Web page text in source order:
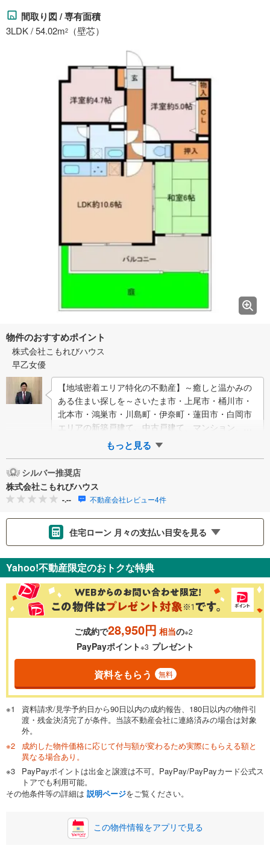
間取り図 / 専有面積
3LDK / 54.02m2 （壁芯）
物件のおすすめポイント
株式会社こもれびハウス
早乙女優
【地域密着エリア特化の不動産】～癒しと温かみの
ある住まい探しを～さいたま市・上尾市・桶川市・
北本市・鴻巣市・川島町・伊奈町・蓮田市・白岡市
エリアの新築戸建て、中古戸建て、マンション、土
地などの取り扱いに特化しております！【Komo…
もっと見る
シルバー推奨店
株式会社こもれびハウス
-.-- 不動産会社レビュー4件
住宅ローン 月々の支払い目安を見る
金利 ％
0.01%
一般的には最長35年まで借り入れ可能です。多くの金融機関
が完済時の年齢は80歳までを条件としています。
閉じる
頭金 万円
0万円 1,930万円
自己資金から住宅購入にかけられる金額を入力してくださ
Yahoo!不動産限定のおトクな特典
ご成約で28,950円 相当の※2
PayPayポイント※3 プレゼント
資料をもらう 無料
資料請求/見学予約日から90日以内の成約報告、180日以内の物件引
渡・残金決済完了が条件。当該不動産会社に連絡済みの場合は対象
外。
成約した物件価格に応じて付与額が変わるため実際にもらえる額と
異なる場合あり。
PayPayポイントは出金と譲渡は不可。PayPay/PayPayカード公式ス
トアでも利用可能。
その他条件等の詳細は 説明ページをご覧ください。
この物件情報をアプリで見る